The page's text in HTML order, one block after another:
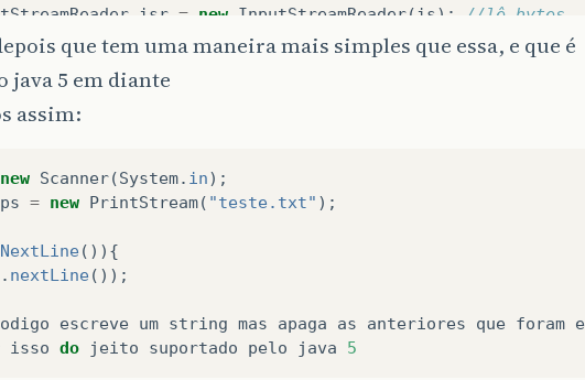
isr = new InputStreamReader(is);
//lê bytes,
= BufferedReader (isr ); // lê char,
c = br.readLine
c = br.readLine ();
que tem uma maneira mais simples que essa, e que é
java 5 em diante
assim:
new Scanner(System. in);
ps = new PrintStream( "teste.txt" );
()){
. nextLine());
escreve um string mas apaga as anteriores que foram
isso do jeito suportado pelo java 5